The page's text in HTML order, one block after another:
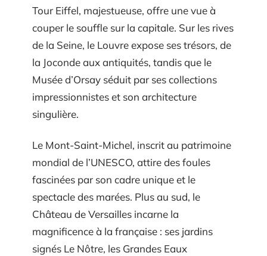
Tour Eiffel, majestueuse, offre une vue à
couper le souffle sur la capitale. Sur les rives
de la Seine, le Louvre expose ses trésors, de
la Joconde aux antiquités, tandis que le
Musée d’Orsay séduit par ses collections
impressionnistes et son architecture
singulière.
Le Mont-Saint-Michel, inscrit au patrimoine
mondial de l’UNESCO, attire des foules
fascinées par son cadre unique et le
spectacle des marées. Plus au sud, le
Château de Versailles incarne la
magnificence à la française : ses jardins
signés Le Nôtre, les Grandes Eaux